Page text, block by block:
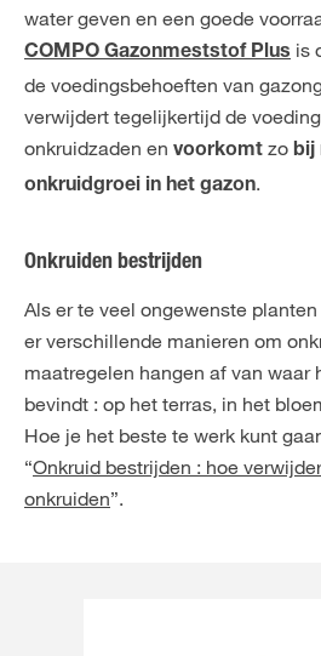
water geven en een goede
COMPO Gazonmeststof Plus is
de voedingsbehoeften van
verwijdert tegelijkertijd de
onkruidzaden en voorkomt zo bij
onkruidgroei in het gazon.
Onkruiden bestrijden
Als er te veel ongewenste
er verschillende manieren om
maatregelen hangen af van waar
bevindt : op het terras, in het
Hoe je het beste te werk kunt
“Onkruid bestrijden : hoe
onkruiden”.